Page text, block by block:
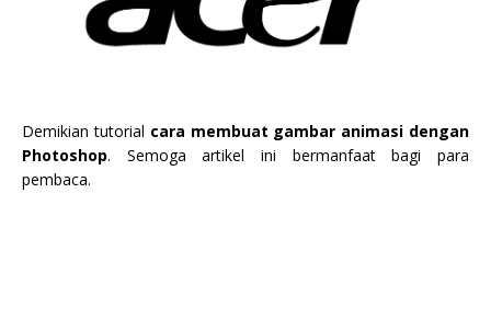
Demikian tutorial cara membuat gambar animasi dengan
Photoshop. Semoga artikel ini bermanfaat bagi para
pembaca.